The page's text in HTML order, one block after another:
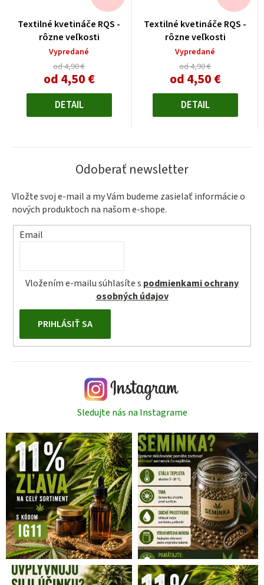
Textilné kvetináče RQS -
rôzne veľkosti
Vypredané
od 4,90 €
od4,50 €Jednotková
DETAIL
Textilné kvetináče RQS -
rôzne veľkosti
Vypredané
od 4,90 €
od4,50 €Jednotková
DETAIL
Odoberať newsletter
Vložte svoj e-mail a my Vám budeme zasielať informácie o
nových produktoch na našom e-shope.
Email
Vložením e-mailu súhlasíte s podmienkami ochrany
osobných údajov
PRIHLÁSIŤ SA
Sledujte nás na Instagrame